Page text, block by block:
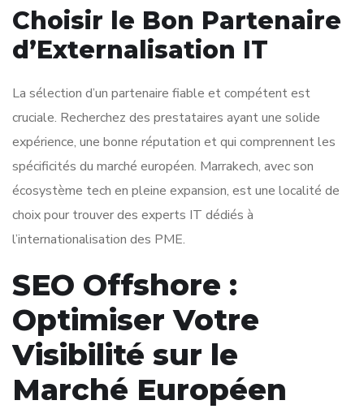
Choisir le Bon Partenaire
d’Externalisation IT
La sélection d’un partenaire fiable et compétent est
cruciale. Recherchez des prestataires ayant une solide
expérience, une bonne réputation et qui comprennent les
spécificités du marché européen. Marrakech, avec son
écosystème tech en pleine expansion, est une localité de
choix pour trouver des experts IT dédiés à
l’internationalisation des PME.
SEO Offshore :
Optimiser Votre
Visibilité sur le
Marché Européen